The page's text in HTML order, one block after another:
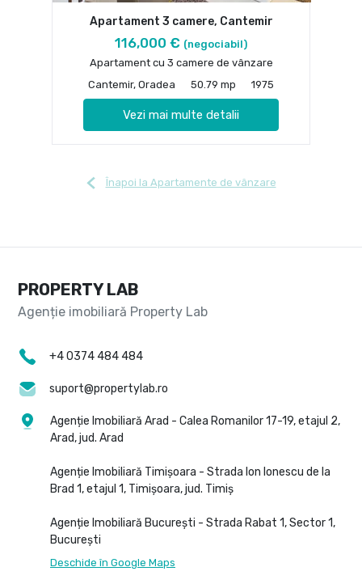
Apartament 3 camere, Cantemir
116,000 € (negociabil)
Apartament cu 3 camere de vânzare
Cantemir, Oradea
50.79 mp 1975
Vezi mai multe detalii
Înapoi la Apartamente de vânzare
PROPERTY LAB
+4 0374 484 484
suport@propertylab.ro
Agenție Imobiliară Arad - Calea Romanilor 17-19, etajul 2,
Arad, jud. Arad
Agenție Imobiliară Timișoara - Strada Ion Ionescu de la
Brad 1, etajul 1, Timișoara, jud. Timiș
Agenție Imobiliară București - Strada Rabat 1, Sector 1,
București
Deschide în Google Maps